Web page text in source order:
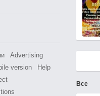
Advertising
version
Help
Все